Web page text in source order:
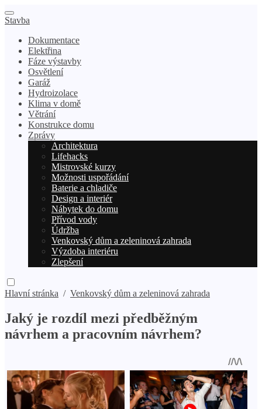
Stavba
Dokumentace
Elektřina
Fáze výstavby
Osvětlení
Garáž
Hydroizolace
Klima v domě
Větrání
Konstrukce domu
Zprávy
Architektura
Lifehacks
Mistrovské kurzy
Možnosti uspořádání
Baterie a chladiče
Design a interiér
Nábytek do domu
Přívod vody
Údržba
Venkovský dům a zeleninová zahrada
Výzdoba interiéru
Zlepšení
Hlavní stránka / Venkovský dům a zeleninová zahrada
Jaký je rozdíl mezi předběžným
návrhem a pracovním návrhem?